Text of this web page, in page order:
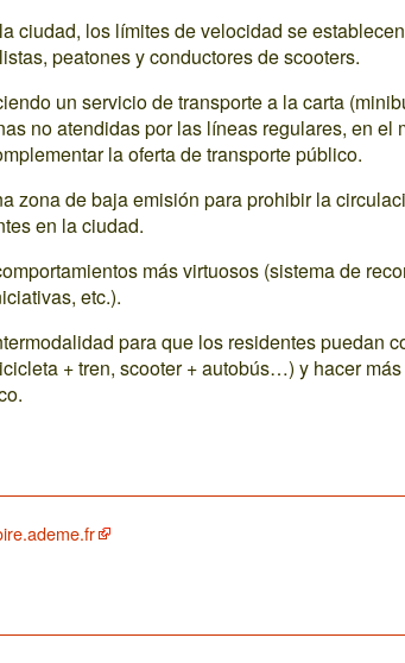
ciudad, los límites de velocidad se
peatones y conductores de scooters.
un servicio de transporte a la carta
no atendidas por las líneas regulares, en el
la oferta de transporte público.
zona de baja emisión para prohibir la
en la ciudad.
más virtuosos (sistema de
etc.).
para que los residentes puedan
+ tren, scooter + autobús…) y hacer